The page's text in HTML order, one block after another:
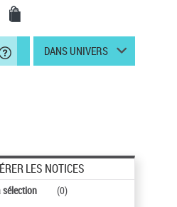
DANS UNIVERS
LES NOTICES
sélection (0)